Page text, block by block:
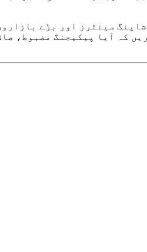
سینٹرز اور بڑے
کہ آیا پیکیجنگ مضبوط،